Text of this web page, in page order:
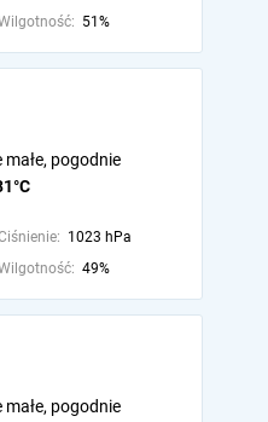
51%
pogodnie
1023 hPa
49%
pogodnie